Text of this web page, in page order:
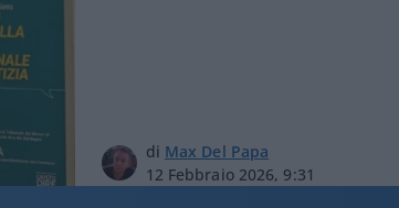
di Max Del Papa
12 Febbraio 2026, 9:31